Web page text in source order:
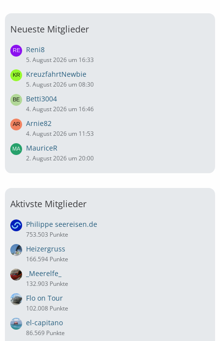
Neueste Mitglieder
Reni8
5. August 2026 um 16:33
KreuzfahrtNewbie
5. August 2026 um 08:30
Betti3004
4. August 2026 um 16:46
Arnie82
4. August 2026 um 11:53
MauriceR
2. August 2026 um 20:00
Aktivste Mitglieder
Philippe seereisen.de
753.503 Punkte
Heizergruss
166.594 Punkte
_Meerelfe_
132.903 Punkte
Flo on Tour
102.008 Punkte
el-capitano
86.569 Punkte